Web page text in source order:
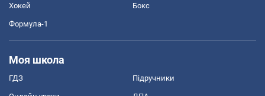
Хокей Бокс
Формула-1
Моя школа
ГДЗ Підручники